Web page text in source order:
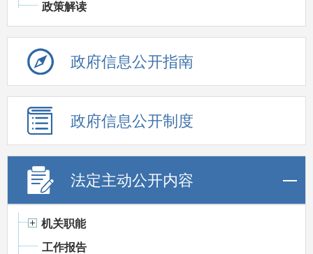
政策解读
政府信息公开指南
政府信息公开制度
法定主动公开内容
机关职能
工作报告